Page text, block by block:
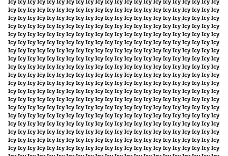
Icy Icy Icy Icy Icy Icy Icy Icy Icy Icy Icy Icy Icy Icy Icy Icy Icy Icy Icy Icy Icy Icy
Icy Icy Icy Icy Icy Icy Icy Icy Icy Icy Icy Icy Icy Icy Icy Icy Icy Icy Icy Icy Icy Icy
Icy Icy Icy Icy Icy Icy Icy Icy Icy Icy Icy Icy Icy Icy Icy Icy Icy Icy Icy Icy Icy Icy
Icy Icy Icy Icy Icy Icy Icy Icy Icy Icy Icy Icy Icy Icy Icy Icy Icy Icy Icy Icy Icy Icy
Icy Icy Icy Icy Icy Icy Icy Icy Icy Icy Icy Icy Icy Icy Icy Icy Icy Icy Icy Icy Icy Icy
Icy Icy Icy Icy Icy Icy Icy Icy Icy Icy Icy Icy Icy Icy Icy Icy Icy Icy Icy Icy Icy Icy
Icy Icy Icy Icy Icy Icy Icy Icy Icy Icy Icy Icy Icy Icy Icy Icy Icy Icy Icy Icy Icy Icy
Icy Icy Icy Icy Icy Icy Icy Icy Icy Icy Icy Icy Icy Icy Icy Icy Icy Icy Icy Icy Icy Icy
Icy Icy Icy Icy Icy Icy Icy Icy Icy Icy Icy Icy Icy Icy Icy Icy Icy Icy Icy Icy Icy Icy
Icy Icy Icy Icy Icy Icy Icy Icy Icy Icy Icy Icy Icy Icy Icy Icy Icy Icy Icy Icy Icy Icy
Icy Icy Icy Icy Icy Icy Icy Icy Icy Icy Icy Icy Icy Icy Icy Icy Icy Icy Icy Icy Icy Icy
Icy Icy Icy Icy Icy Icy Icy Icy Icy Icy Icy Icy Icy Icy Icy Icy Icy Icy Icy Icy Icy Icy
Icy Icy Icy Icy Icy Icy Icy Icy Icy Icy Icy Icy Icy Icy Icy Icy Icy Icy Icy Icy Icy Icy
Icy Icy Icy Icy Icy Icy Icy Icy Icy Icy Icy Icy Icy Icy Icy Icy Icy Icy Icy Icy Icy Icy
Icy Icy Icy Icy Icy Icy Icy Icy Icy Icy Icy Icy Icy Icy Icy Icy Icy Icy Icy Icy Icy Icy
Icy Icy Icy Icy Icy Icy Icy Icy Icy Icy Icy Icy Icy Icy Icy Icy Icy Icy Icy Icy Icy Icy
Icy Icy Icy Icy Icy Icy Icy Icy Icy Icy Icy Icy Icy Icy Icy Icy Icy Icy Icy Icy Icy Icy
Icy Icy Icy Icy Icy Icy Icy Icy Icy Icy Icy Icy Icy Icy Icy Icy Icy Icy Icy Icy Icy Icy